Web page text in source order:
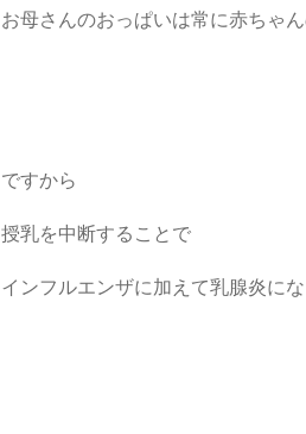
お母さんのおっぱいは常に赤ちゃ
ですから
授乳を中断することで
インフルエンザに加えて乳腺炎に